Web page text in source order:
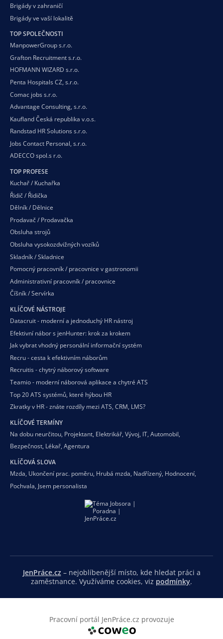
Brigády v zahraničí
Brigády ve vaší lokalitě
TOP SPOLEČNOSTI
ManpowerGroup s.r.o.
Grafton Recruitment s.r.o.
HOFMANN WIZARD s.r.o.
Penta Hospitals CZ, s.r.o.
Comac jobs s.r.o.
Advantage Consulting, s.r.o.
Kaufland Česká republika v.o.s.
Randstad HR Solutions s.r.o.
Jobs Contact Personal, s.r.o.
ADECCO spol.s r.o.
TOP PROFESE
Kuchař / Kuchařka
Řidič / Řidička
Dělník / Dělnice
Prodavač / Prodavačka
Obsluha strojů
Obsluha vysokozdvižných vozíků
Skladník / Skladnice
Pomocný pracovník / pracovnice v gastronomii
Administrativní pracovník / pracovnice
Číšník / Servírka
KLÍČOVÉ NÁSTROJE
Datacruit - moderní a jednoduchý HR nástroj
Efektivní nábor s jenHunter: krok za krokem
Jak vybrat vhodný personální informační systém
Recru - cesta k efektivním náborům
Recruitis - chytrý náborový software
Teamio - moderní náborová aplikace a chytré ATS
Top 20 ATS systémů, které hýbou HR
Zkratky v HR - znáte rozdíly mezi ATS, CRM, LMS?
KLÍČOVÉ TERMÍNY
Na dobu neurčitou, Projektant, Elektrikář, Vývoj, IT, Automobil,
Bezpečnost, Lékař, Agentura
KLÍČOVÁ SLOVA
Mzda, Ukončení prac. poměru, Hrubá mzda, Nadřízený, Hodnocení,
Pochvala, Jsem personalista
JenPráce.cz– nejoblíbenější místo, kde hledat práci a
zaměstnance. Využíváme cookies, viz podmínky.
Pracovní portál JenPráce.cz provozuje